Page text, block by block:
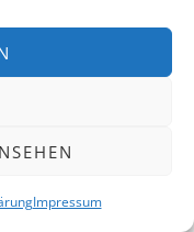
Impressum